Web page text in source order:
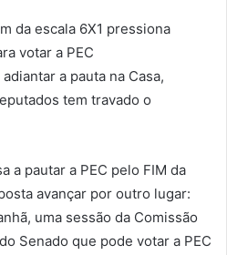
da escala 6X1 pressiona
votar a PEC
a pauta na Casa,
tem travado o
a pautar a PEC pelo FIM da
avançar por outro lugar:
uma sessão da Comissão
Senado que pode votar a PEC